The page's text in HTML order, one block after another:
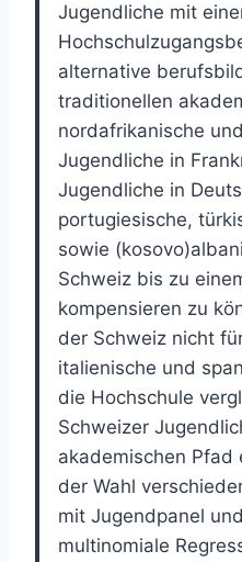
Jugendliche mit
alternative
traditionellen
nordafrikanische
Jugendliche in
Jugendliche in
portugiesische,
sowie
Schweiz bis zu
kompensieren zu
der Schweiz nicht
italienische und
die Hochschule
Schweizer
akademischen Pfad
der Wahl
mit Jugendpanel
multinomiale